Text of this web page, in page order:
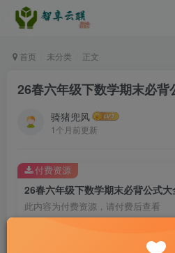
首页 未分类 正文
26春六年级下数学期末必背
骑猪兜风
1个月前更新
26春六年级下数学期末必背公式大
此内容为付费资源，请付费后查看
付费资源